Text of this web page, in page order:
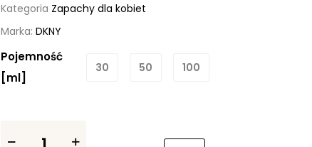
Kategoria Zapachy dla kobiet
Marka:DKNY
Pojemność
[ml]
30 50 100